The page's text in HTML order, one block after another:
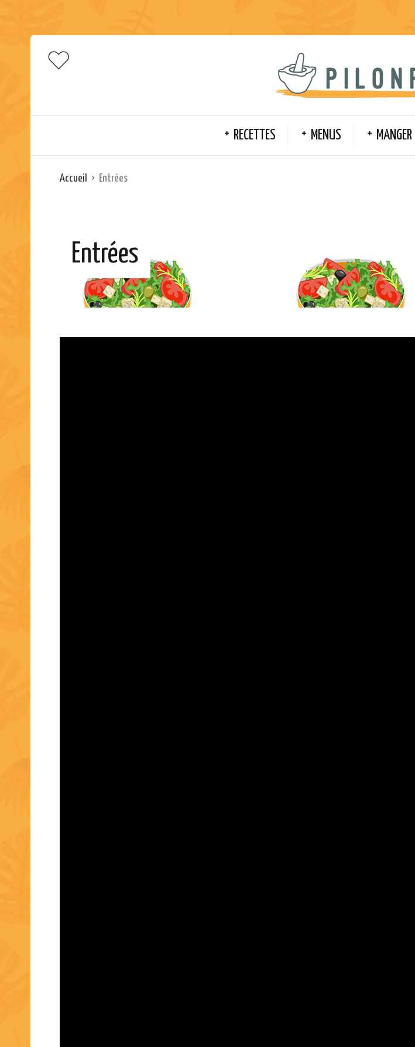
RECETTES MENUS MANGER
Accueil Entrées
Entrées